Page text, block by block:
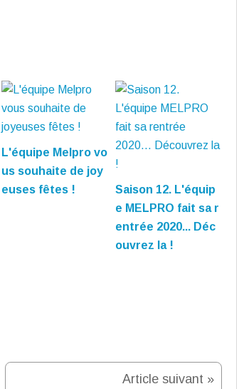
L'équipe Melpro vo
us souhaite de joy
euses fêtes !
Saison 12. L'équip
e MELPRO fait sa r
entrée 2020... Déc
ouvrez la !
Article suivant »